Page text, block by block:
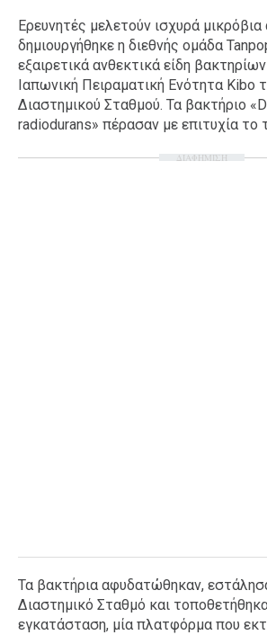
Ταξίδια
Style
Σπίτι
Family
Σχέσεις
Ερευνητές μελετούν ισχυρά
δημιουργήθηκε η διεθνής ομάδα
εξαιρετικά ανθεκτικά είδη
Ιαπωνική Πειραματική Ενότητα Kibo
Διαστημικού Σταθμού. Τα βακτήριο
radiodurans» πέρασαν με επιτυχία το
ΔΙΑΦΗΜΙΣΗ
Τα βακτήρια αφυδατώθηκαν,
Διαστημικό Σταθμό και
εγκατάσταση, μία πλατφόρμα που